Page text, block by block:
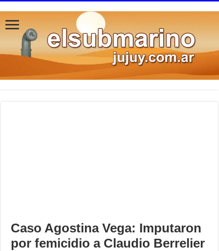
Caso Agostina Vega: Imputaron
por femicidio a Claudio Berrelier